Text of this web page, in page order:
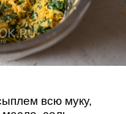
всю муку,